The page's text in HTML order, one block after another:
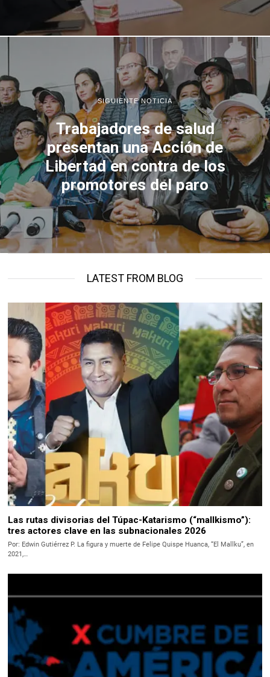
SIGUIENTE NOTICIA
Trabajadores de salud
presentan una Acción de
Libertad en contra de los
promotores del paro
LATEST FROM BLOG
Las rutas divisorias del Túpac-Katarismo (“mallkismo”):
tres actores clave en las subnacionales 2026
Por: Edwin Gutiérrez P. La figura y muerte de Felipe Quispe Huanca, “El Mallku”, en
2021,…